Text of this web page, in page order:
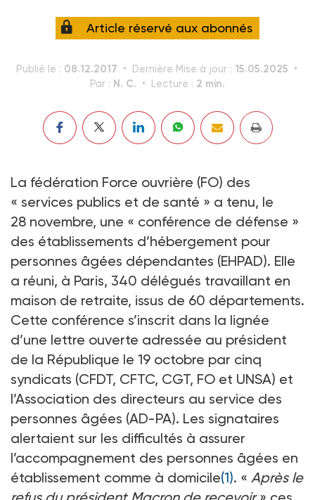
Article réservé aux abonnés
Publié le : 08.12.2017 Dernière Mise à jour : 15.05.2025
Par : N. C. Lecture : 2 min.
La fédération Force ouvrière (FO) des
« services publics et de santé » a tenu, le
28 novembre, une « conférence de défense »
des établissements d’hébergement pour
personnes âgées dépendantes (EHPAD). Elle
a réuni, à Paris, 340 délégués travaillant en
maison de retraite, issus de 60 départements.
Cette conférence s’inscrit dans la lignée
d’une lettre ouverte adressée au président
de la République le 19 octobre par cinq
syndicats (CFDT, CFTC, CGT, FO et UNSA) et
l’Association des directeurs au service des
personnes âgées (AD-PA). Les signataires
alertaient sur les difficultés à assurer
l’accompagnement des personnes âgées en
établissement comme à domicile(1). « Après le